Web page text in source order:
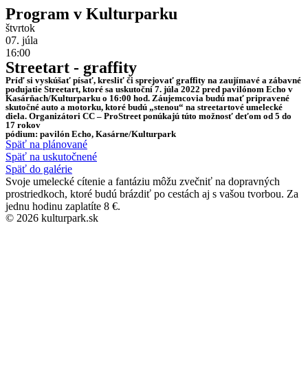
Program v Kulturparku
štvrtok
07. júla
16:00
Streetart - graffity
Príď si vyskúšať písať, kresliť či sprejovať graffity na zaujímavé a zábavné
podujatie Streetart, ktoré sa uskutoční 7. júla 2022 pred pavilónom Echo v
Kasárňach/Kulturparku o 16:00 hod. Záujemcovia budú mať pripravené
skutočné auto a motorku, ktoré budú „stenou“ na streetartové umelecké
diela. Organizátori CC – ProStreet ponúkajú túto možnosť deťom od 5 do
17 rokov
pódium: pavilón Echo, Kasárne/Kulturpark
Späť na plánované
Späť na uskutočnené
Späť do galérie
Svoje umelecké cítenie a fantáziu môžu zvečniť na dopravných
prostriedkoch, ktoré budú brázdiť po cestách aj s vašou tvorbou. Za
jednu hodinu zaplatíte 8 €.
© 2026 kulturpark.sk